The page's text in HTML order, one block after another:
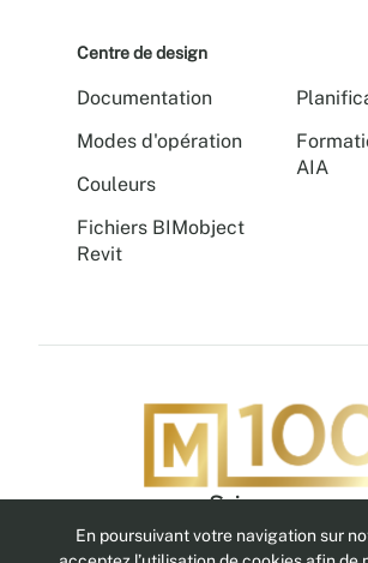
Suivez-nous
Centre de design
Documentation
Modes d'opération
Couleurs
Fichiers BIMobject
Revit
AIA
En poursuivant votre navigation sur